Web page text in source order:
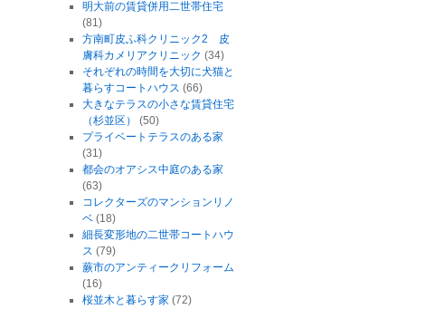
明大前の賃貸併用二世帯住宅
(81)
方南町皮ふ科クリニック2 皮
膚科カメリアクリニック (34)
それぞれの時間を大切に犬猫と
暮らすコートハウス (66)
大きなテラスの小さな賃貸住宅
（杉並区）
(50)
プライベートテラスのある家
(31)
都会のオアシス中庭のある家
(63)
コレクターズのマンションリノ
ベ (18)
細長変形地の二世帯コートハウ
ス (79)
蕨市のアンティークリフォーム
(16)
桜並木と暮らす家 (72)